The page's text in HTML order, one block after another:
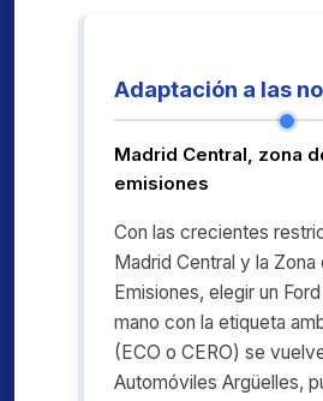
Adaptación a las
Madrid Central, zona
emisiones
Con las crecientes
Madrid Central y la Zona
Emisiones, elegir un
mano con la etiqueta
(ECO o CERO) se
Automóviles Argüelles,